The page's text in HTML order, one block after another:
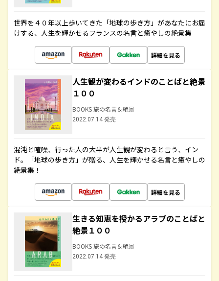
世界を４０年以上歩いてきた「地球の歩き方」があなたにお届
けする、人生を輝かせるフランスの名言と癒やしの絶景集
詳細を見る
人生観が変わるインドのことばと絶景
１００
BOOKS 旅の名言＆絶景
2022.07.14 発売
混沌と喧噪、行った人の大半が人生観が変わると言う、イン
ド。「地球の歩き方」が贈る、人生を輝かせる名言と癒やしの
絶景集！
詳細を見る
生きる知恵を授かるアラブのことばと
絶景１００
BOOKS 旅の名言＆絶景
2022.07.14 発売